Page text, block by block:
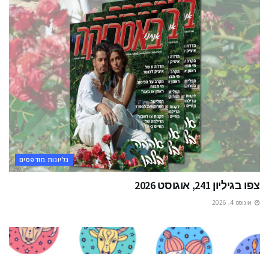
גליונות מודפסים
צפו בגיליון 241, אוגוסט 2026
אוגוסט 4, 2026